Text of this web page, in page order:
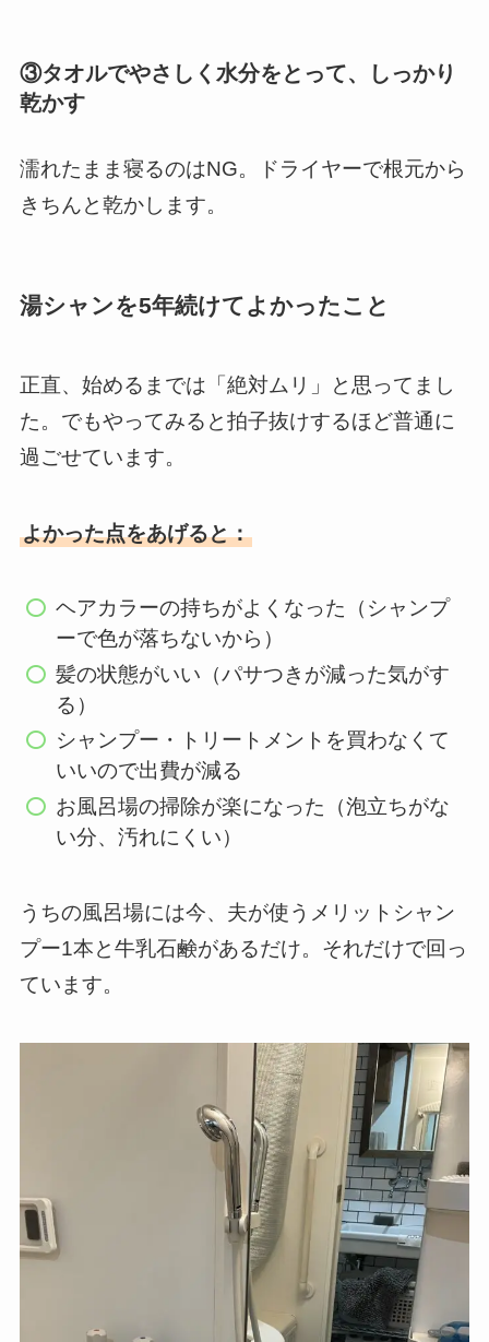
③タオルでやさしく水分をとって、しっかり
乾かす
濡れたまま寝るのはNG。ドライヤーで根元から
きちんと乾かします。
湯シャンを5年続けてよかったこと
正直、始めるまでは「絶対ムリ」と思ってまし
た。でもやってみると拍子抜けするほど普通に
過ごせています。
よかった点をあげると：
ヘアカラーの持ちがよくなった（シャンプ
ーで色が落ちないから）
髪の状態がいい（パサつきが減った気がす
る）
シャンプー・トリートメントを買わなくて
いいので出費が減る
お風呂場の掃除が楽になった（泡立ちがな
い分、汚れにくい）
うちの風呂場には今、夫が使うメリットシャン
プー1本と牛乳石鹸があるだけ。それだけで回っ
ています。